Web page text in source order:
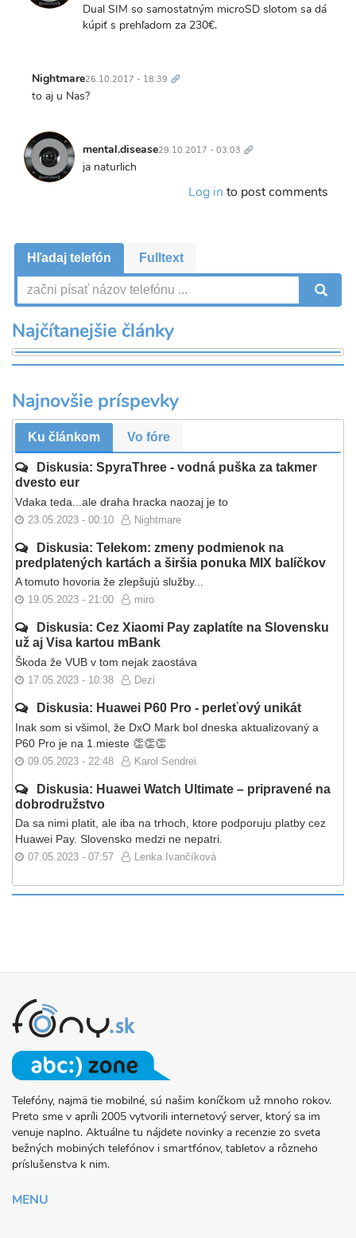
Dual SIM so samostatným microSD slotom sa dá
kúpiť s prehľadom za 230€.
Nightmare26.10.2017 - 18:39 odkaz
to aj u Nas?
mental.disease29.10.2017 - 03:03 odkaz
ja naturlich
Log in to post comments
Hľadaj telefón Fulltext
Najčítanejšie články
Najnovšie príspevky
Ku článkom Vo fóre
Diskusia: SpyraThree - vodná puška za takmer
dvesto eur
Vdaka teda...ale draha hracka naozaj je to
23.05.2023 - 00:10 Nightmare
Diskusia: Telekom: zmeny podmienok na
predplatených kartách a širšia ponuka MIX balíčkov
A tomuto hovoria že zlepšujú služby...
19.05.2023 - 21:00 miro
Diskusia: Cez Xiaomi Pay zaplatíte na Slovensku
už aj Visa kartou mBank
Škoda že VUB v tom nejak zaostáva
17.05.2023 - 10:38 Dezi
Diskusia: Huawei P60 Pro - perleťový unikát
Inak som si všimol, že DxO Mark bol dneska aktualizovaný a
P60 Pro je na 1.mieste 👏👏👏
09.05.2023 - 22:48 Karol Sendrei
Diskusia: Huawei Watch Ultimate – pripravené na
dobrodružstvo
Da sa nimi platit, ale iba na trhoch, ktore podporuju platby cez
Huawei Pay. Slovensko medzi ne nepatri.
07.05.2023 - 07:57 Lenka Ivančíková
O
PROJEKTE
FONY.SK
Telefóny, najmä tie mobilné, sú našim koníčkom už mnoho rokov.
Preto sme v apríli 2005 vytvorili internetový server, ktorý sa im
venuje naplno. Aktuálne tu nájdete novinky a recenzie zo sveta
bežných mobiných telefónov i smartfónov, tabletov a rôzneho
príslušenstva k nim.
MENU